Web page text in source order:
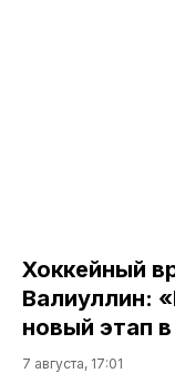
Хоккейный
Валиуллин:
новый этап
7 августа, 17:01